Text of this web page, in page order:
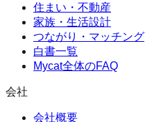
住まい・不動産
家族・生活設計
つながり・マッチング
白書一覧
Mycat全体のFAQ
会社
会社概要